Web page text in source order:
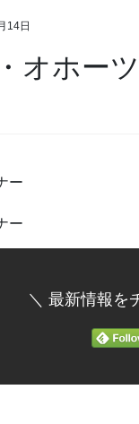
14日
オホー
＼ 最新情報を